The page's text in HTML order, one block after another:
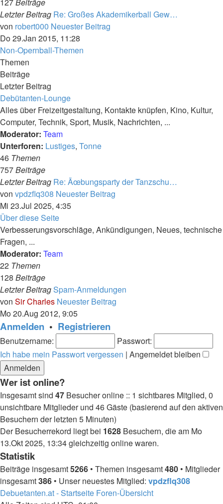
Letzter Beitrag Re: Großes Akademikerball Gew…
von robert000 Neuester Beitrag
Do 29.Jan 2015, 11:28
Non-Opernball-Themen
Themen
Beiträge
Letzter Beitrag
Debütanten-Lounge
Alles über Freizeitgestaltung, Kontakte knüpfen, Kino, Kultur,
Computer, Technik, Sport, Musik, Nachrichten, ...
Moderator: Team
Unterforen: Lustiges, Tonne
46 Themen
757Beiträge
Letzter Beitrag Re: Ãœbungsparty der Tanzschu…
von vpdzflq308 Neuester Beitrag
Mi 23.Jul 2025, 4:35
Über diese Seite
Verbesserungsvorschläge, Ankündigungen, Neues, technische
Fragen, ...
Moderator: Team
22 Themen
128 Beiträge
Letzter BeitragSpam-Anmeldungen
von Sir Charles Neuester Beitrag
Mo 20.Aug 2012, 9:05
Anmelden • Registrieren
Benutzername:
Passwort:
Ich habe mein Passwort vergessen | Angemeldet bleiben
Wer ist online?
Insgesamt sind 47 Besucher online :: 1 sichtbares Mitglied, 0
unsichtbare Mitglieder und 46 Gäste (basierend auf den aktiven
Besuchern der letzten 5 Minuten)
Der Besucherrekord liegt bei 1628 Besuchern, die am Mo
13.Okt 2025, 13:34 gleichzeitig online waren.
Statistik
Beiträge insgesamt5266 • Themen insgesamt480 • Mitglieder
insgesamt386 • Unser neuestes Mitglied: vpdzflq308
Debuetanten.at - Startseite Foren-Übersicht